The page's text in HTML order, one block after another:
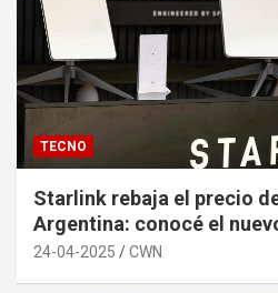
TECNO
Starlink rebaja el precio
Argentina: conocé el
24-04-2025 CWN